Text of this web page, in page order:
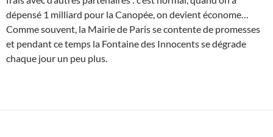
dépensé 1 milliard pour la Canopée, on devient économe…
Comme souvent, la Mairie de Paris se contente de promesses
et pendant ce temps la Fontaine des Innocents se dégrade
chaque jour un peu plus.